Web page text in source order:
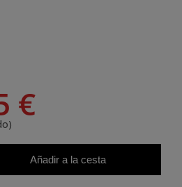
€
Añadir a la cesta